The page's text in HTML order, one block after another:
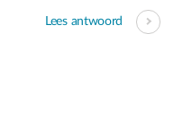
Lees antwoord